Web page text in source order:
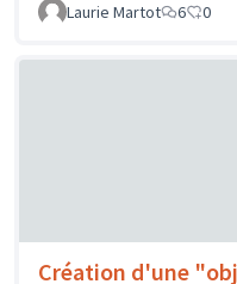
Laurie Martot
6 0
Création d'une